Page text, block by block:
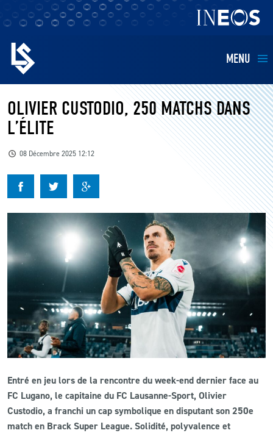
MENU
EQUIPES
BILLETTERIE
KIDS
BUSINESS
RESTAURATION
CLUB
CONTACT
LS E-SHOP
L’APP DU LS
OLIVIER CUSTODIO, 250 MATCHS DANS
L’ÉLITE
08 Décembre 2025 12:12
Entré en jeu lors de la rencontre du week-end dernier face au
FC Lugano, le capitaine du FC Lausanne-Sport, Olivier
Custodio, a franchi un cap symbolique en disputant son 250e
match en Brack Super League. Solidité, polyvalence et